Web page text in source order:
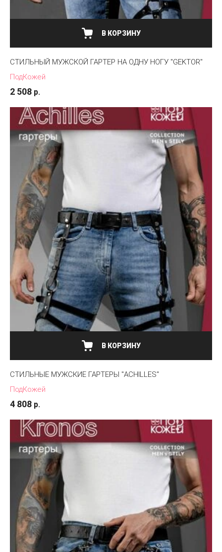
В КОРЗИНУ
СТИЛЬНЫЙ МУЖСКОЙ ГАРТЕР НА ОДНУ НОГУ "GEKTOR"
ПодКожей
2 508 р.
В КОРЗИНУ
СТИЛЬНЫЕ МУЖСКИЕ ГАРТЕРЫ "ACHILLES"
ПодКожей
4 808 р.